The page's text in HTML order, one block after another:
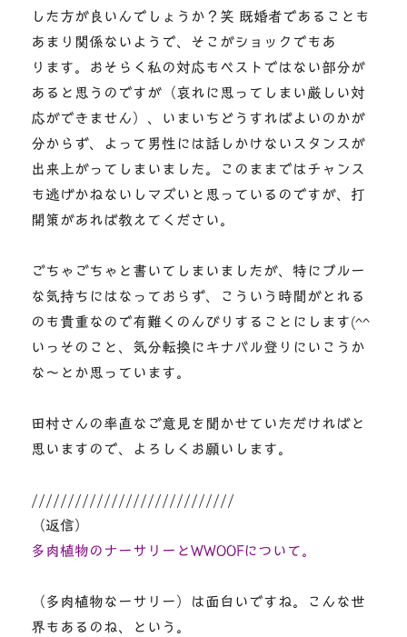
した方が良いんでしょうか？笑 既婚者であることも
あまり関係ないようで、そこがショックでもあ
ります。おそらく私の対応もベストではない部分が
あると思うのですが（哀れに思ってしまい厳しい対
応ができません）、いまいちどうすればよいのかが
分からず、よって男性には話しかけないスタンスが
出来上がってしまいました。このままではチャンス
も逃げかねないしマズいと思っているのですが、打
開策があれば教えてください。
ごちゃごちゃと書いてしまいましたが、特にブルー
な気持ちにはなっておらず、こういう時間がとれる
のも貴重なので有難くのんびりすることにします(^^
いっそのこと、気分転換にキナバル登りにいこうか
な～とか思っています。
田村さんの率直なご意見を聞かせていただければと
思いますので、よろしくお願いします。
////////////////////////////
（返信）
多肉植物のナーサリーとWWOOFについて。
（多肉植物なーサリー）は面白いですね。こんな世
界もあるのね、という。